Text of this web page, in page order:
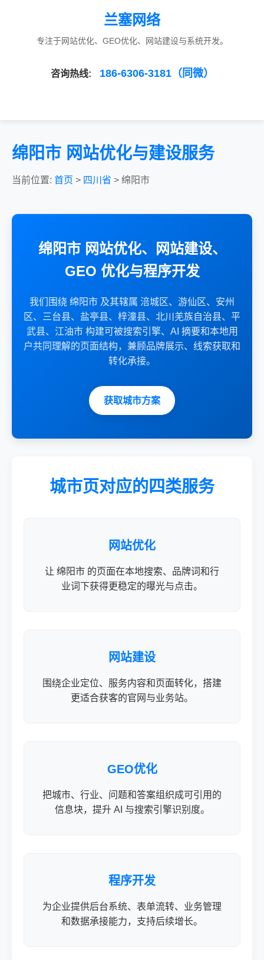
兰塞网络
专注于网站优化、GEO优化、网站建设与系统开发。
咨询热线: 186-6306-3181（同微）
绵阳市 网站优化与建设服务
当前位置: 首页 > 四川省 > 绵阳市
绵阳市 网站优化、网站建设、
GEO 优化与程序开发
我们围绕 绵阳市 及其辖属 涪城区、游仙区、安州
区、三台县、盐亭县、梓潼县、北川羌族自治县、平
武县、江油市 构建可被搜索引擎、AI 摘要和本地用
户共同理解的页面结构，兼顾品牌展示、线索获取和
转化承接。
获取城市方案
城市页对应的四类服务
网站优化
让 绵阳市 的页面在本地搜索、品牌词和行
业词下获得更稳定的曝光与点击。
网站建设
围绕企业定位、服务内容和页面转化，搭建
更适合获客的官网与业务站。
GEO优化
把城市、行业、问题和答案组织成可引用的
信息块，提升 AI 与搜索引擎识别度。
程序开发
为企业提供后台系统、表单流转、业务管理
和数据承接能力，支持后续增长。